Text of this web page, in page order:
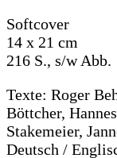
Softcover
14 x 21 cm
216 S., s/w Abb.
Texte: Roger
Böttcher,
Stakemeier,
Deutsch /